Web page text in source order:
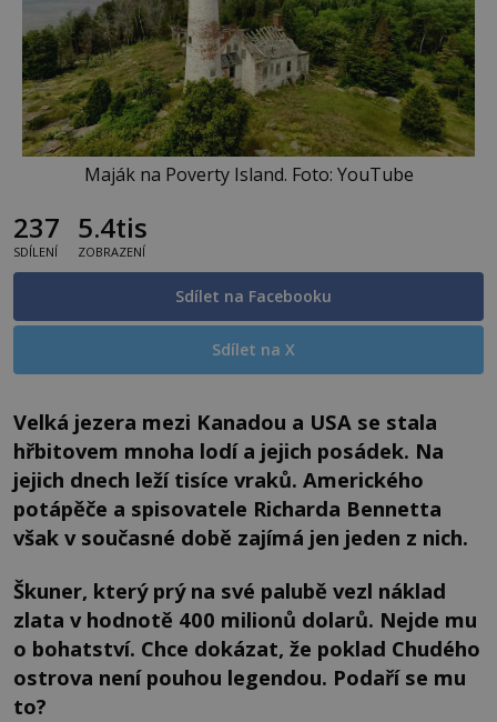
Maják na Poverty Island. Foto: YouTube
237
SDÍLENÍ
5.4tis
ZOBRAZENÍ
Sdílet na Facebooku
Sdílet na X
Velká jezera mezi Kanadou a USA se stala
hřbitovem mnoha lodí a jejich posádek. Na
jejich dnech leží tisíce vraků. Amerického
potápěče a spisovatele Richarda Bennetta
však v současné době zajímá jen jeden z nich.
Škuner, který prý na své palubě vezl náklad
zlata v hodnotě 400 milionů dolarů. Nejde mu
o bohatství. Chce dokázat, že poklad Chudého
ostrova není pouhou legendou. Podaří se mu
to?